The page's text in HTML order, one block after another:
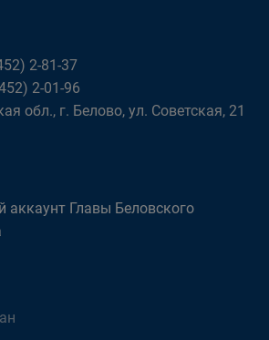
2-81-37
2-01-96
обл., г. Белово, ул. Советская, 21
Главы Беловского